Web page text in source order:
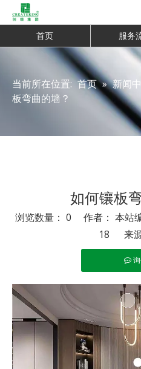
首页 服务
当前所在位置: 首页 » 新闻
板弯曲的墙？
如何镶板
浏览数量： 0 作者： 本站
18 来源